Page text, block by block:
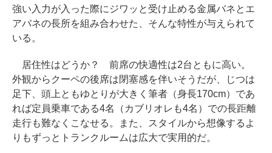
強い入力が入った際にジワッと受け止める金属バネとエ
アバネの長所を組み合わせた、そんな特性が与えられて
いる。
居住性はどうか？ 前席の快適性は2台ともに高い。
外観からクーペの後席は閉塞感を伴いそうだが、じつは
足下、頭上ともゆとりが大きく筆者（身長170cm）であ
れば定員乗車である4名（カブリオレも4名）での長距離
走行も難なくこなせる。また、スタイルから想像するよ
りもずっとトランクルームは広大で実用的だ。